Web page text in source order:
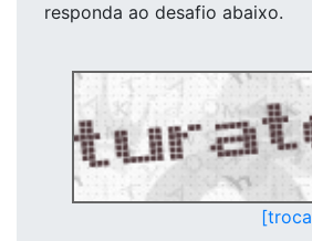
responda ao desafio abaixo.